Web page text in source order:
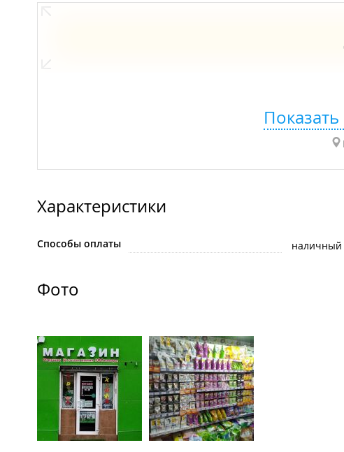
Характеристики
Способы оплаты наличный
Фото